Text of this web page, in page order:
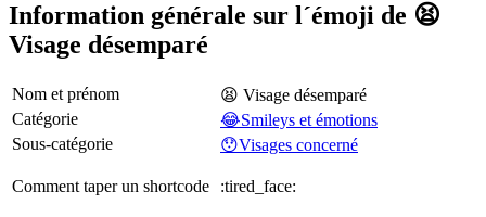
Information générale sur l´émoji de 😫
Visage désemparé
Nom et prénom
😫 Visage désemparé
Catégorie
😂Smileys et émotions
Sous-catégorie
😯Visages concerné
Comment taper un shortcode :tired_face: